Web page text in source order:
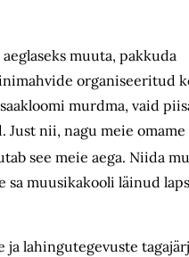
muuta, pakkuda
organiseeritud
murdma, vaid
Just nii, nagu meie omame
see meie aega. Niida
muusikakooli läinud
lahingu­tegevuste